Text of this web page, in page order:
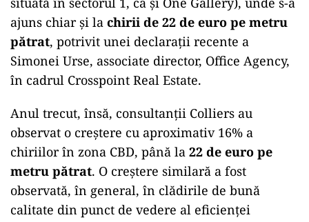
ajuns chiar și la chirii de 22 de euro pe metru
pătrat, potrivit unei declarații recente a
Simonei Urse, associate director, Office Agency,
în cadrul Crosspoint Real Estate.
Anul trecut, însă, consultanții Colliers au
observat o creștere cu aproximativ 16% a
chiriilor în zona CBD, până la 22 de euro pe
metru pătrat. O creștere similară a fost
observată, în general, în clădirile de bună
calitate din punct de vedere al eficienței